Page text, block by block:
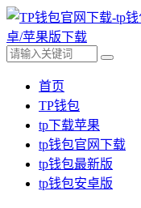
首页
TP钱包
tp下载苹果
tp钱包官网下载
tp钱包最新版
tp钱包安卓版